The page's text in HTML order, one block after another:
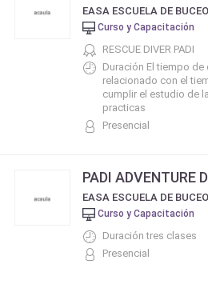
Curso y Capacitación
RESCUE DIVER PADI
Duración El tiempo
relacionado con el
cumplir el estudio de
practicas
Presencial
PADI ADVENTURE
Curso y Capacitación
Duración tres clases
Presencial